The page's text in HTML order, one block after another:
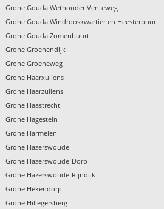
Grohe Gouda Wethouder Venteweg
Grohe Gouda Windrooskwartier en Heesterbuurt
Grohe Gouda Zomenbuurt
Grohe Groenendijk
Grohe Groeneweg
Grohe Haarxuilens
Grohe Haarzuilens
Grohe Haastrecht
Grohe Hagestein
Grohe Harmelen
Grohe Hazerswoude
Grohe Hazerswoude-Dorp
Grohe Hazerswoude-Rijndijk
Grohe Hekendorp
Grohe Hillegersberg